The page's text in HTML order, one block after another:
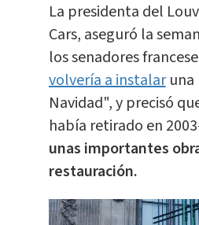
La presidenta del
Cars, aseguró la
los senadores
volvería a instalar
Navidad", y precisó
había retirado en
unas importantes
restauración.